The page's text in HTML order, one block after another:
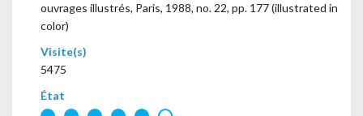
ouvrages illustrés, Paris, 1988, no. 22, pp. 177 (illustrated in
color)
Visite(s)
5475
État